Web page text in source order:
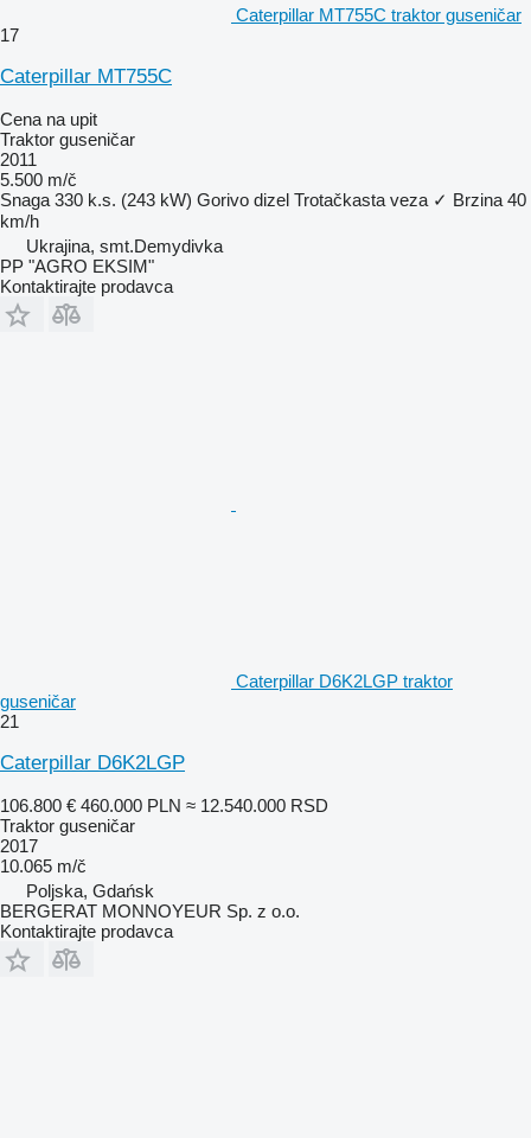
Caterpillar MT755C traktor guseničar
17
Caterpillar MT755C
Cena na upit
Traktor guseničar
2011
5.500 m/č
Snaga 330 k.s. (243 kW) Gorivo dizel Trotačkasta veza ✓ Brzina 40
km/h
Ukrajina, smt.Demydivka
PP "AGRO EKSIM"
Kontaktirajte prodavca
Caterpillar D6K2LGP traktor
guseničar
21
Caterpillar D6K2LGP
106.800 € 460.000 PLN ≈ 12.540.000 RSD
Traktor guseničar
2017
10.065 m/č
Poljska, Gdańsk
BERGERAT MONNOYEUR Sp. z o.o.
Kontaktirajte prodavca